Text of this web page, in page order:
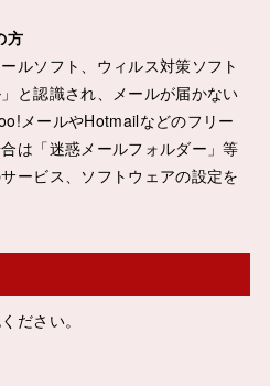
方
ルソフト、ウィルス対策ソフト
と認識され、メールが届かない
メールやHotmailなどのフリー
は「迷惑メールフォルダー」等
ービス、ソフトウェアの設定を
ださい。